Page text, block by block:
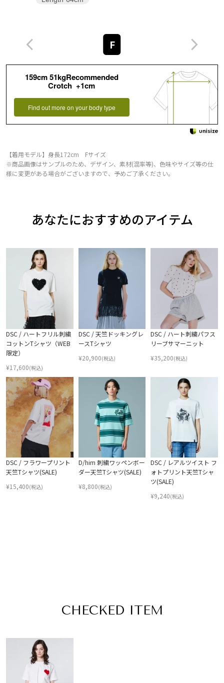
F
159cm 51kgRecommended
Crotch +1cm
Find out more on your body type
【着用モデル】身長172cm Fサイズ
※商品画像はサンプルのため、デザイン、素材(混率等)、色味やサイズ等の仕
様に変更がある場合がございますので、予めご了承ください。
あなたにおすすめのアイテム
DSC / ハートフリル刺繍
コットンTシャツ（WEB
限定）
¥17,600(税込)
DSC / 天竺ドッキングレ
ースTシャツ
¥20,900(税込)
DSC / ハート刺繍パフス
リーブサマーニット
¥35,200(税込)
DSC / フラワープリント
天竺Tシャツ(SALE)
¥15,400(税込)
D/him 刺繍ワッペンボー
ダー天竺Tシャツ(SALE)
¥8,800(税込)
DSC / レアルツイスト フ
ォトプリント天竺Tシャ
ツ(SALE)
¥9,240(税込)
CHECKED ITEM